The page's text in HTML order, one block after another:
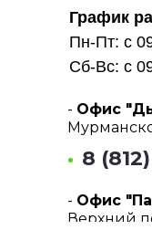
График
Пн-Пт: с
Сб-Вс: с
- Офис
Верхний
- Офис
8